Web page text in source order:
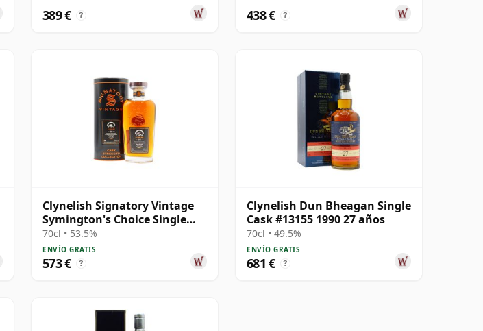
389 € ? 438 € ?
Clynelish Signatory Vintage
Symington's Choice Single
Cask # 1995 28 años
70cl • 53.5%
ENVÍO GRATIS
573 € ?
Clynelish Dun Bheagan Single
Cask #13155 1990 27 años
70cl • 49.5%
ENVÍO GRATIS
681 € ?